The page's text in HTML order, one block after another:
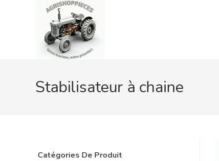
Stabilisateur à chaine
Catégories De Produit